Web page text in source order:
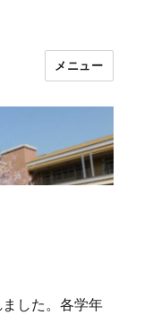
メニュー
した。各学年